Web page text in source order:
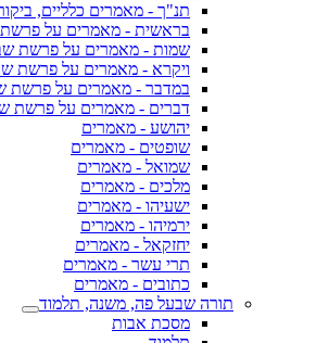
תנ"ך - מאמרים כלליים,
בראשית - מאמרים על
שמות - מאמרים על פרשת
ויקרא - מאמרים על פרשת
במדבר - מאמרים על פרשת
דברים - מאמרים על פרשת
יהושע - מאמרים
שופטים - מאמרים
שמואל - מאמרים
מלכים - מאמרים
ישעיהו - מאמרים
ירמיהו - מאמרים
יחזקאל - מאמרים
תרי עשר - מאמרים
כתובים - מאמרים
תורה שבעל פה, משנה, תלמוד
מסכת אבות